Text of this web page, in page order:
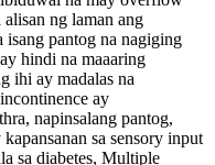
ng laman ang
isang pantog na nagiging
hindi na maaaring
ihi ay madalas na
ay
napinsalang pantog,
sa sensory input
sa diabetes, Multiple